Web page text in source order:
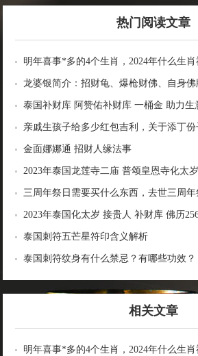
热门阅读文章
明年喜事*多的4个生肖，2024年什么生
龙婆银简介：招财龟、爆枪财佛、自身
泰国补财库 阿赞佑补财库 一桶金 助力生
亲戚生孩子给多少红包吉利，关于添丁
金面娜娜通 招财人缘法事
2023年泰国龙莲寺二庙 普颂皇恩寺化太
2566年
三周年祭日需要买什么东西，去世三周
2023年泰国化太岁 接贵人 补财库 佛历
泰国刺符五芒星符印含义解析
泰国刺符纹身有什么禁忌？有哪些功效？
相关文章
明年喜事*多的4个生肖，2024年什么生